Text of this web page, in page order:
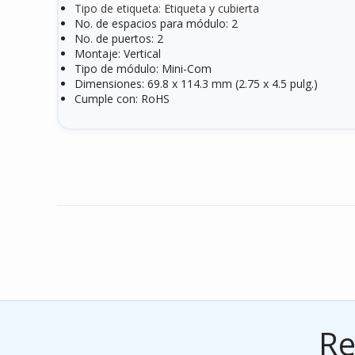
Tipo de etiqueta: Etiqueta y cubierta
No. de espacios para módulo: 2
No. de puertos: 2
Montaje: Vertical
Tipo de módulo: Mini-Com
Dimensiones: 69.8 x 114.3 mm (2.75 x 4.5 pulg.)
Cumple con: RoHS